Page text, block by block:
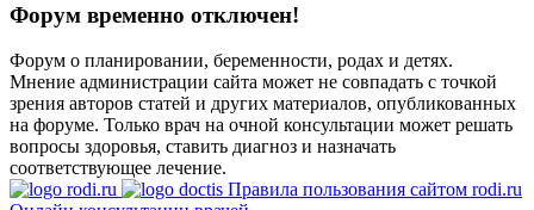
Форум временно отключен!
Форум о планировании, беременности, родах и детях.
Мнение администрации сайта может не совпадать с точкой
зрения авторов статей и других материалов, опубликованных
на форуме. Только врач на очной консультации может решать
вопросы здоровья, ставить диагноз и назначать
соответствующее лечение.
Правила пользования сайтом rodi.ru